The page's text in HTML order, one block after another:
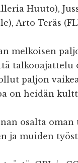
Huuto),
Arto Teräs
melkoisen
talkooajattelu
paljon
on heidän
osalta oman
ja muiden